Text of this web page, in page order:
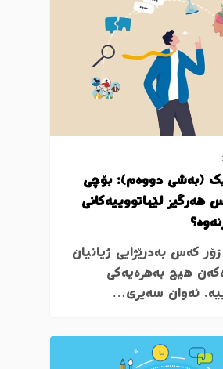
(بەشی دووەم): بۆچی
لێهاتووییەکانی
کەس بەدرێژایی ژیانیان
هیچ بەهرەیەکی
ئەوان سەیری…